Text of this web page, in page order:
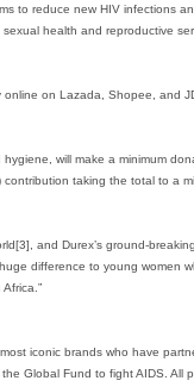
to reduce new HIV infections
health and reproductive
online on Lazada, Shopee, and
will make a minimum
taking the total to a
and Durex’s ground-
difference to young women
iconic brands who have
Global Fund to fight AIDS. All